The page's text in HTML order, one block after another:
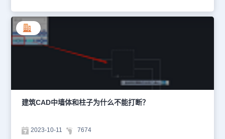
电脑配置在运行CAD时的流畅度也会有所不同。如果电脑的配置较
低，可能会出现卡顿、死机等问题，而高配置的电脑则能够更加流畅
地运行CAD软件。因此，在选择电脑时，可以根据自己的需求和预算
进行选择。 首先，处理器（CPU）是电脑的核心部件，它负责处理
各种计算任务。对于CAD制图来说，我们需要一个性能强劲的处理器
来提高绘图的速度和效率。因此，建议选择一款多核心的处理器，例
组成部分，它负责存储正在处理的任务和临时数据。对于CAD制图来
说，我们需要足够的内存来支持大规模的绘图和复杂的计算。因此，
建议选择至少8GB内存的电脑，如果需要处理更大规模的绘图，可以
选择16GB或更高内存的电脑。再次，显卡是电脑的重要配件之一，
性能良好的显卡来提高绘图的显示效果和速度。建议选择一款显存至
少2GB的独立显卡，或更高级别的显卡。最后，存储空间（硬盘）是
建筑CAD中墙体和柱子为什么不能打断？
2023-10-11 7674